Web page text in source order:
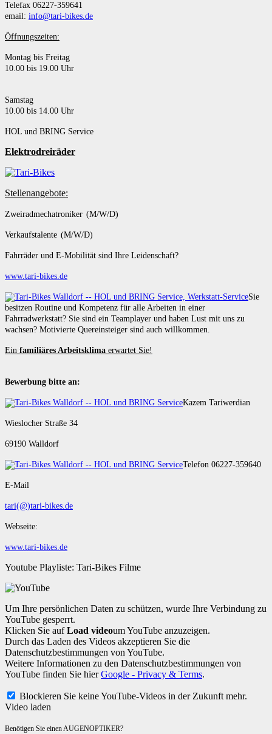
Telefax 06227-359641
email: info@tari-bikes.de
Öffnungszeiten:
Montag bis Freitag
10.00 bis 19.00 Uhr
Samstag
10.00 bis 14.00 Uhr
HOL und BRING Service
Elektrodreiräder
Stellenangebote:
Zweiradmechatroniker (M/W/D)
Verkaufstalente (M/W/D)
Fahrräder und E-Mobilität sind Ihre Leidenschaft?
www.tari-bikes.de
Sie
besitzen Routine und Kompetenz für alle Arbeiten in einer
Fahrradwerkstatt? Sie sind ein Teamplayer und haben Lust mit uns zu
wachsen? Motivierte Quereinsteiger sind auch willkommen.
Ein familiäres Arbeitsklima erwartet Sie!
Bewerbung bitte an:
Kazem Tariwerdian
Wieslocher Straße 34
69190 Walldorf
Telefon 06227-359640
E-Mail
tari(@)tari-bikes.de
Webseite:
www.tari-bikes.de
Youtube Playliste: Tari-Bikes Filme
Um Ihre persönlichen Daten zu schützen, wurde Ihre Verbindung zu
YouTube gesperrt.
Klicken Sie aufLoad videoum YouTube anzuzeigen.
Durch das Laden des Videos akzeptieren Sie die
Datenschutzbestimmungen von YouTube.
Weitere Informationen zu den Datenschutzbestimmungen von
YouTube finden Sie hierGoogle - Privacy & Terms.
Blockieren Sie keine YouTube-Videos in der Zukunft mehr.
Video laden
Benötigen Sie einen AUGENOPTIKER?